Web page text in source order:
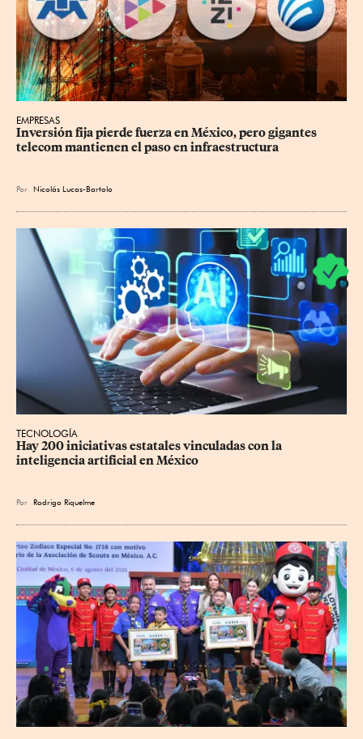
EMPRESAS
Inversión fija pierde fuerza en México, pero gigantes
telecom mantienen el paso en infraestructura
Por Nicolás Lucas-Bartolo
TECNOLOGÍA
Hay 200 iniciativas estatales vinculadas con la
inteligencia artificial en México
Por Rodrigo Riquelme